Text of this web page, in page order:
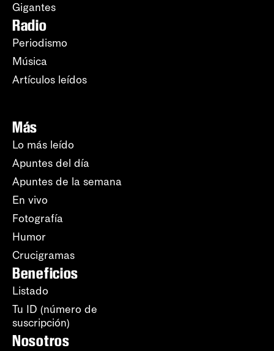
Gigantes
Radio
Periodismo
Música
Artículos leídos
Más
Lo más leído
Apuntes del día
Apuntes de la semana
En vivo
Fotografía
Humor
Crucigramas
Beneficios
Listado
Tu ID (número de
suscripción)
Nosotros